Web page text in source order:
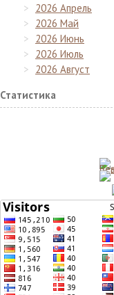
2026 Апрель
2026 Май
2026 Июнь
2026 Июль
2026 Август
Статистика